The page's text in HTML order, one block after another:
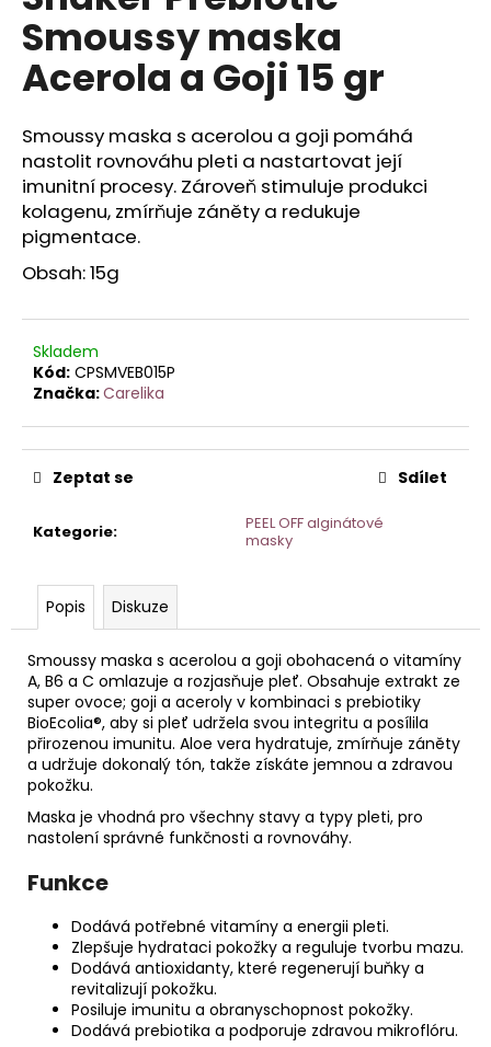
0,0
z
hvězdiček.
Smoussy maska
Acerola a Goji 15 gr
Smoussy maska s acerolou a goji pomáhá
nastolit rovnováhu pleti a nastartovat její
imunitní procesy. Zároveň stimuluje produkci
kolagenu, zmírňuje záněty a redukuje
pigmentace.
Obsah: 15g
Skladem
Kód: CPSMVEB015P
Značka:Carelika
Kategorie:
PEEL OFF alginátové
masky
Zeptat se Sdílet
Popis Diskuze
Smoussy maska s acerolou a goji obohacená o vitamíny
A, B6 a C omlazuje a rozjasňuje pleť. Obsahuje extrakt ze
super ovoce; goji a aceroly v kombinaci s prebiotiky
BioEcolia®, aby si pleť udržela svou integritu a posílila
přirozenou imunitu. Aloe vera hydratuje, zmírňuje záněty
a udržuje dokonalý tón, takže získáte jemnou a zdravou
pokožku.
Maska je vhodná pro všechny stavy a typy pleti, pro
nastolení správné funkčnosti a rovnováhy.
Funkce
Dodává potřebné vitamíny a energii pleti.
Zlepšuje hydrataci pokožky a reguluje tvorbu mazu.
Dodává antioxidanty, které regenerují buňky a
revitalizují pokožku.
Posiluje imunitu a obranyschopnost pokožky.
Dodává prebiotika a podporuje zdravou mikroflóru.
a
j
í
?
D
o
p
o
r
u
m
ORCHID
STEM
CELL
KRÉM
PRO
CITLIVOU
PLEŤ
50ML
HOME